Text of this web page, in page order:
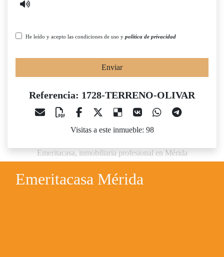
He leído y acepto las condiciones de uso y política de privacidad
Enviar
Referencia: 1728-TERRENO-OLIVAR
Visitas a este inmueble: 98
Emeritacasa, inmobiliaria profesional en Mérida
Emeritacasa Mérida